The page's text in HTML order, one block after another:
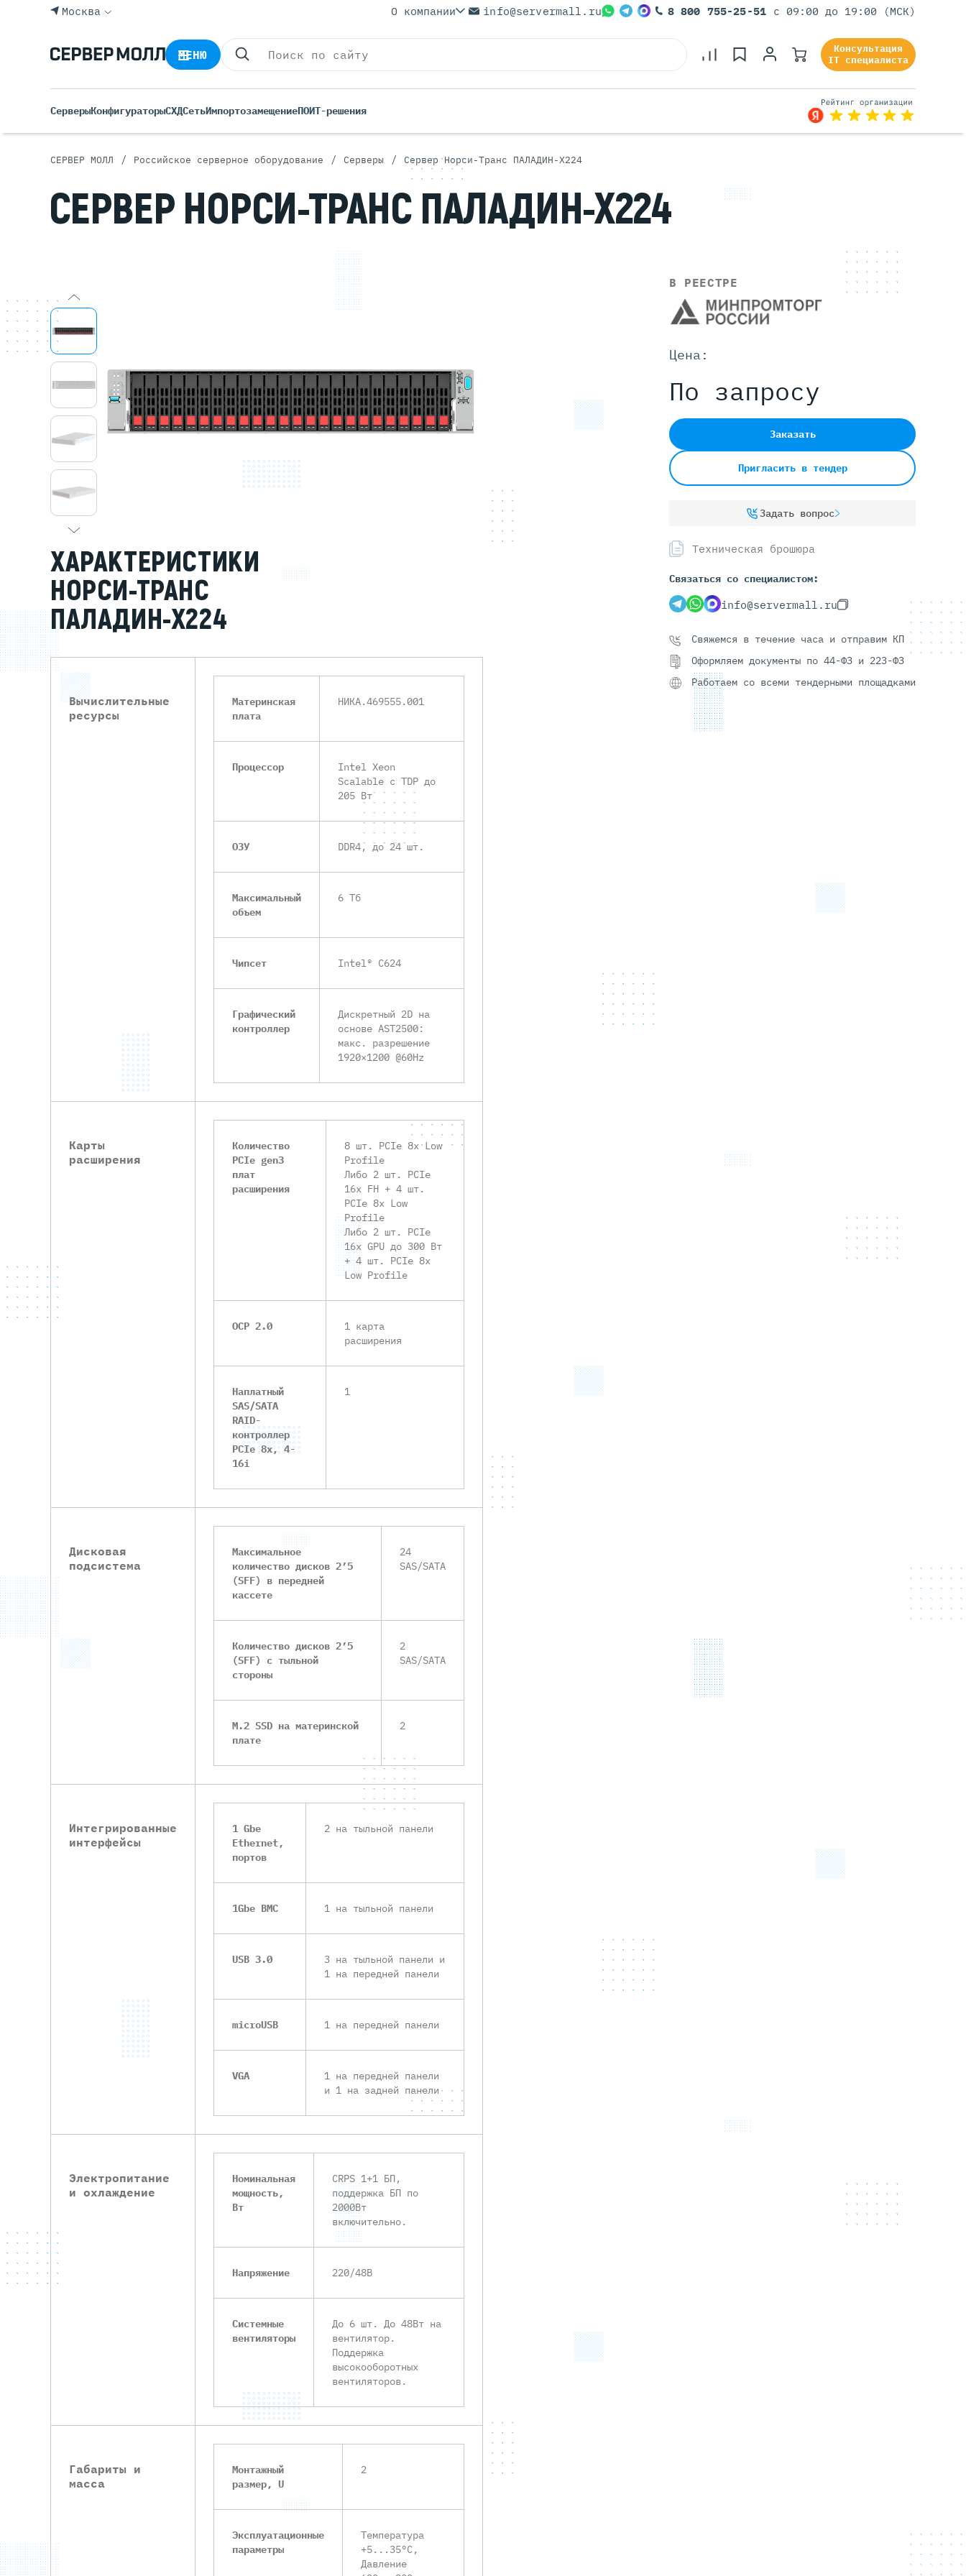
Rack Серверы
Tower Серверы
Б/У Серверы (Refurbished)
Blade Серверы
Серверы Lenovo
Серверы XFusion
Серверы Для 1С
Серверы Для Видеонаблюдения
Серверы DELL
DELL G17
DELL G16
DELL G15
HPE Gen10 Plus
С GPU NVIDIA
С GPU AMD
С GPU Huawei Ascend
С 2 GPU
С 4 GPU
С 8 GPU
Москва О компании info@servermall.ru 8 800 755-25-51 с 09:00 до 19:00 (МСК)
МЕНЮ
Консультация
IT специалиста
СерверыКонфигураторыСХДСетьИмпортозамещениеПОИТ-решения
СЕРВЕР МОЛЛ / Российское серверное оборудование / Серверы / Сервер Норси-Транс ПАЛАДИН-Х224
СЕРВЕР НОРСИ-ТРАНС ПАЛАДИН-Х224
ХАРАКТЕРИСТИКИ
НОРСИ-ТРАНС
ПАЛАДИН-Х224
Вычислительные
ресурсы
Материнская
плата
НИКА.469555.001
Процессор
Intel Xeon
Scalable с TDP до
205 Вт
ОЗУ DDR4, до 24 шт.
Максимальный
объем
6 Тб
Чипсет Intel® C624
Графический
контроллер
Дискретный 2D на
основе AST2500:
макс. разрешение
1920×1200 @60Hz
Карты
расширения
Количество
PCIe gen3
плат
расширения
8 шт. PCIe 8x Low
Profile
Либо 2 шт. PCIe
16x FH + 4 шт.
PCIe 8x Low
Profile
Либо 2 шт. PCIe
16x GPU до 300 Вт
+ 4 шт. PCIe 8x
Low Profile
OCP 2.0
1 карта
расширения
Наплатный
SAS/SATA
RAID-
контроллер
PCIe 8x, 4-
16i
1
Дисковая
подсистема
Максимальное
количество дисков 2’5
(SFF) в передней
кассете
24
SAS/SATA
Количество дисков 2’5
(SFF) с тыльной
стороны
2
SAS/SATA
M.2 SSD на материнской
плате
2
Интегрированные
интерфейсы
1 Gbe
Ethernet,
портов
2 на тыльной панели
1Gbe BMC 1 на тыльной панели
USB 3.0
3 на тыльной панели и
1 на передней панели
microUSB 1 на передней панели
VGA
1 на передней панели
и 1 на задней панели
Электропитание
и охлаждение
Номинальная
мощность,
Вт
CRPS 1+1 БП,
поддержка БП по
2000Вт
включительно.
Напряжение 220/48В
Системные
вентиляторы
До 6 шт. До 48Вт на
вентилятор.
Поддержка
высокооборотных
вентиляторов.
Габариты и
масса
Монтажный
размер, U
2
Эксплуатационные
параметры
Температура
+5...35°C,
Давление
В РЕЕСТРЕ
Цена:
По запросу
Заказать
Пригласить в тендер
Задать вопрос
Техническая брошюра
Связаться со специалистом:
info@servermall.ru
Свяжемся в течение часа и отправим КП
Оформляем документы по 44-ФЗ и 223-ФЗ
Работаем со всеми тендерными площадками